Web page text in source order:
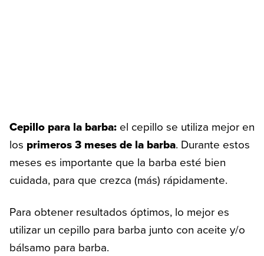
Cepillo para la barba: el cepillo se utiliza mejor en
los primeros 3 meses de la barba. Durante estos
meses es importante que la barba esté bien
cuidada, para que crezca (más) rápidamente.
Para obtener resultados óptimos, lo mejor es
utilizar un cepillo para barba junto con aceite y/o
bálsamo para barba.